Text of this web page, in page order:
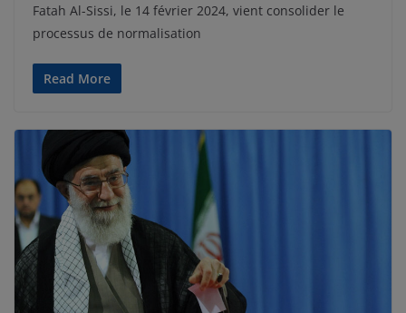
Fatah Al-Sissi, le 14 février 2024, vient consolider le
processus de normalisation
Read More